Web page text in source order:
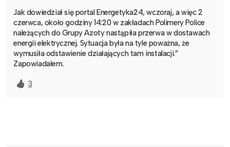
Jak dowiedział się portal Energetyka24, wczoraj, a więc 2
czerwca, około godziny 14:20 w zakładach Polimery Police
należących do Grupy Azoty nastąpiła przerwa w dostawach
energii elektrycznej. Sytuacja była na tyle poważna, że
wymusiła odstawienie działających tam instalacji.”
Zapowiadałem.
3